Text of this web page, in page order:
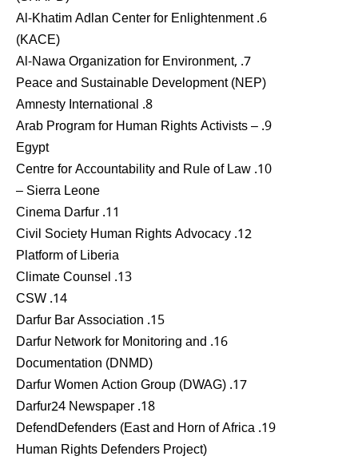
6. Al-Khatim Adlan Center for Enlightenment
(KACE)
7. Al-Nawa Organization for Environment,
Peace and Sustainable Development (NEP)
8. Amnesty International
9. Arab Program for Human Rights Activists –
Egypt
10. Centre for Accountability and Rule of Law
– Sierra Leone
11. Cinema Darfur
12. Civil Society Human Rights Advocacy
Platform of Liberia
13. Climate Counsel
14. CSW
15. Darfur Bar Association
16. Darfur Network for Monitoring and
Documentation (DNMD)
17. Darfur Women Action Group (DWAG)
18. Darfur24 Newspaper
19. DefendDefenders (East and Horn of Africa
Human Rights Defenders Project)